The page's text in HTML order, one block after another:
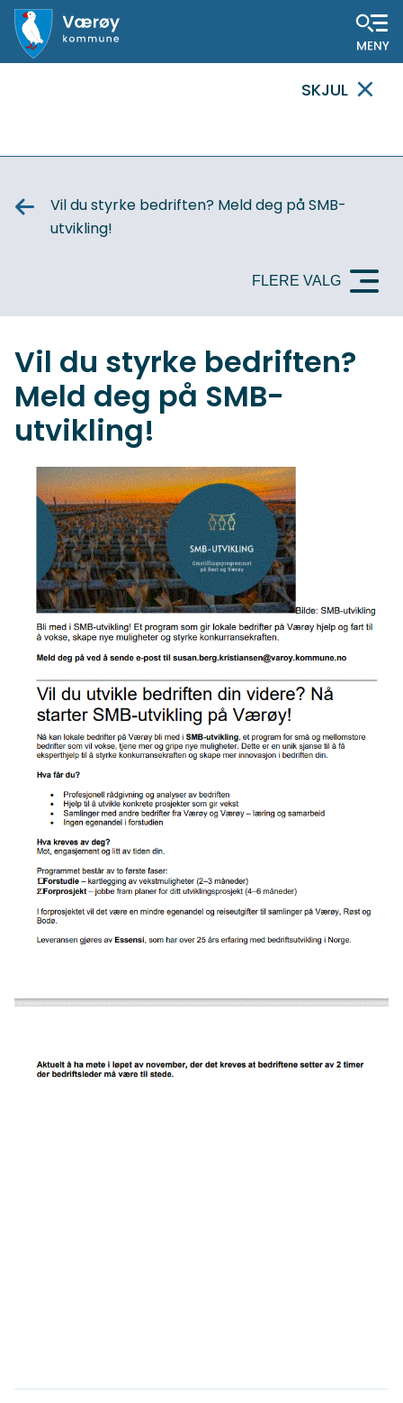
MELDING
SKJUL
Vil du styrke bedriften? Meld deg på SMB-
utvikling!
FLERE VALG
Vil du styrke bedriften?
Meld deg på SMB-
utvikling!